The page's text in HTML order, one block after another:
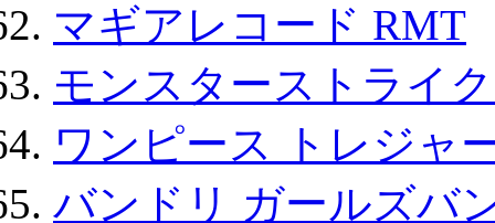
マギアレコード RMT
モンスターストライ
ワンピース トレジャ
バンドリ ガールズバ